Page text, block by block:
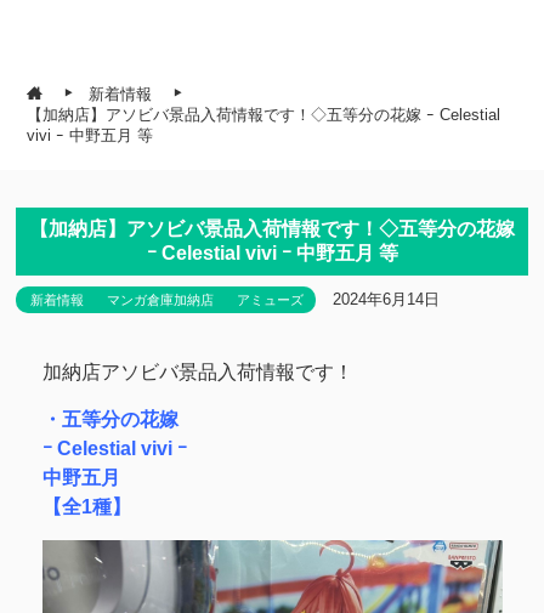
新着情報
【加納店】アソビバ景品入荷情報です！◇五等分の花嫁 ｰ Celestial
vivi ｰ 中野五月 等
【加納店】アソビバ景品入荷情報です！◇五等分の花嫁
ｰ Celestial vivi ｰ 中野五月 等
新着情報 マンガ倉庫加納店 アミューズ 2024年6月14日
加納店アソビバ景品入荷情報です！
・五等分の花嫁
ｰ Celestial vivi ｰ
中野五月
【全1種】